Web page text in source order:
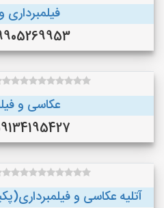
09905269953
عکاسی و
09134195427
آتلیه عکاسی و